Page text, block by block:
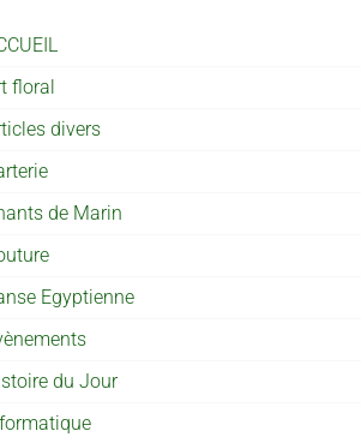
floral
divers
de Marin
Egyptienne
du Jour